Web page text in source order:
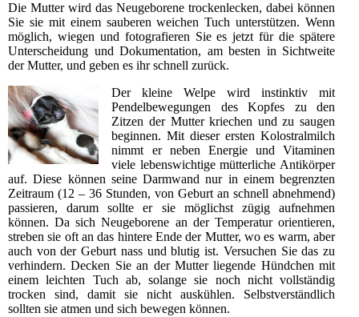
Die Mutter wird das Neugeborene trockenlecken, dabei können
Sie sie mit einem sauberen weichen Tuch unterstützen. Wenn
möglich, wiegen und fotografieren Sie es jetzt für die spätere
Unterscheidung und Dokumentation, am besten in Sichtweite
der Mutter, und geben es ihr schnell zurück.
Der kleine Welpe wird instinktiv mit
Pendelbewegungen des Kopfes zu den
Zitzen der Mutter kriechen und zu saugen
beginnen. Mit dieser ersten Kolostralmilch
nimmt er neben Energie und Vitaminen
viele lebenswichtige mütterliche Antikörper
auf. Diese können seine Darmwand nur in einem begrenzten
Zeitraum (12 – 36 Stunden, von Geburt an schnell abnehmend)
passieren, darum sollte er sie möglichst zügig aufnehmen
können. Da sich Neugeborene an der Temperatur orientieren,
streben sie oft an das hintere Ende der Mutter, wo es warm, aber
auch von der Geburt nass und blutig ist. Versuchen Sie das zu
verhindern. Decken Sie an der Mutter liegende Hündchen mit
einem leichten Tuch ab, solange sie noch nicht vollständig
trocken sind, damit sie nicht auskühlen. Selbstverständlich
sollten sie atmen und sich bewegen können.